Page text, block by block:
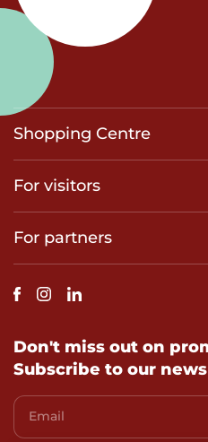
Shopping Centre
For visitors
For partners
Don't miss out on
Subscribe to our
Email